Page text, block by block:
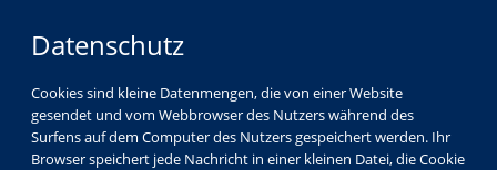
Datenschutz
Cookies sind kleine Datenmengen, die von einer Website
gesendet und vom Webbrowser des Nutzers während des
Surfens auf dem Computer des Nutzers gespeichert werden. Ihr
Browser speichert jede Nachricht in einer kleinen Datei, die Cookie